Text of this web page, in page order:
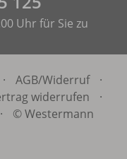
Uhr für Sie zu
· AGB/Widerruf
·
widerrufen
·
· © Westermann